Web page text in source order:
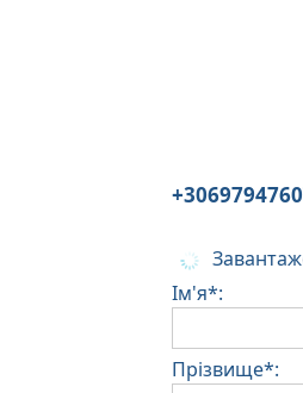
Ім'я*:
Прізвище*: